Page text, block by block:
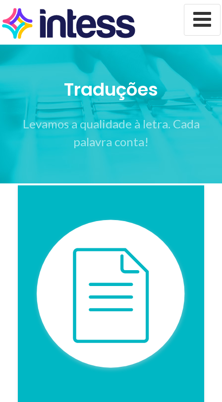
Alterar
Traduções
Levamos a qualidade à letra. Cada
palavra conta!